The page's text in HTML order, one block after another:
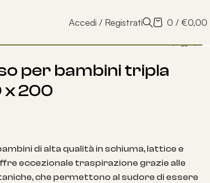
Accedi / Registrati 0 / €0,00
per bambini tripla
x 200
di alta qualità in schiuma, lattice e
eccezionale traspirazione grazie alle
che permettono al sudore di essere